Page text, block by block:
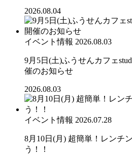
2026.08.04
イベント情報 2026.08.03
9月5日(土)ふうせんカフェ
催のお知らせ
2026.08.03
イベント情報 2026.07.28
8月10日(月) 超簡単！レンチ
う！！